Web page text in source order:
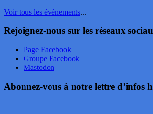
Voir tous les événements...
Rejoignez-nous sur les réseaux
Page Facebook
Groupe Facebook
Mastodon
Abonnez-vous à notre lettre d’infos